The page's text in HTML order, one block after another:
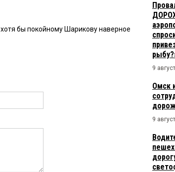
бы покойному Шарикову наверное
9
Омск
9